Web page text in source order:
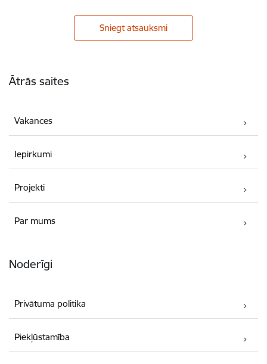
Sniegt atsauksmi
Ātrās saites
Vakances
Iepirkumi
Projekti
Par mums
Noderīgi
Privātuma politika
Piekļūstamība